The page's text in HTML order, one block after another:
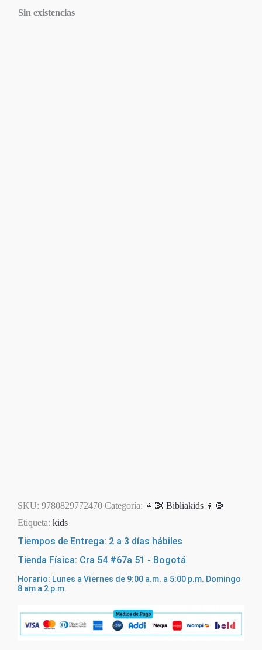
Sin existencias
SKU: 9780829772470 Categoría: 👧🏽 Bibliakids 👦🏽
Etiqueta: kids
Tiempos de Entrega: 2 a 3 días hábiles
Tienda Física: Cra 54 #67a 51 - Bogotá
Horario: Lunes a Viernes de 9:00 a.m. a 5:00 p.m. Domingo
8 am a 2 p.m.